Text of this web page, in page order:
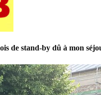
de stand-by dû à mon